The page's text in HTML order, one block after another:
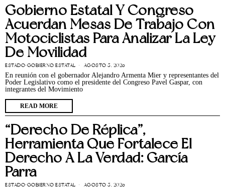
Gobierno Estatal Y Congreso
Acuerdan Mesas De Trabajo Con
Motociclistas Para Analizar La Ley
De Movilidad
ESTADO·GOBIERNO ESTATAL AGOSTO 5, 2026
En reunión con el gobernador Alejandro Armenta Mier y representantes del
Poder Legislativo como el presidente del Congreso Pavel Gaspar, con
integrantes del Movimiento
READ MORE
“Derecho De Réplica”,
Herramienta Que Fortalece El
Derecho A La Verdad: García
Parra
ESTADO·GOBIERNO ESTATAL AGOSTO 5, 2026